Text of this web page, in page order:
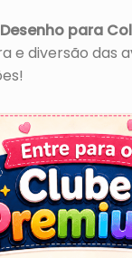
Desenho para
e diversão das